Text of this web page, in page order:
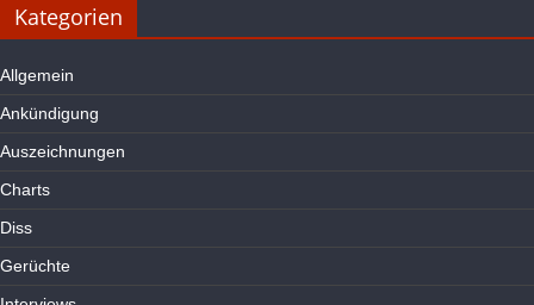
Kategorien
Allgemein
Ankündigung
Auszeichnungen
Charts
Diss
Gerüchte